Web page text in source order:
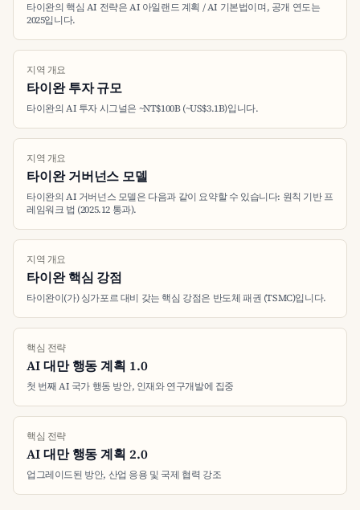
타이완의 핵심 AI 전략은 AI 아일랜드 계획 / AI 기본법이며, 공개 연도는
2025입니다.
지역 개요
타이완 투자 규모
타이완의 AI 투자 시그널은 ~NT$100B (~US$3.1B)입니다.
지역 개요
타이완 거버넌스 모델
타이완의 AI 거버넌스 모델은 다음과 같이 요약할 수 있습니다: 원칙 기반 프
레임워크 법 (2025.12 통과).
지역 개요
타이완 핵심 강점
타이완이(가) 싱가포르 대비 갖는 핵심 강점은 반도체 패권 (TSMC)입니다.
핵심 전략
AI 대만 행동 계획 1.0
첫 번째 AI 국가 행동 방안, 인재와 연구개발에 집중
핵심 전략
AI 대만 행동 계획 2.0
업그레이드된 방안, 산업 응용 및 국제 협력 강조